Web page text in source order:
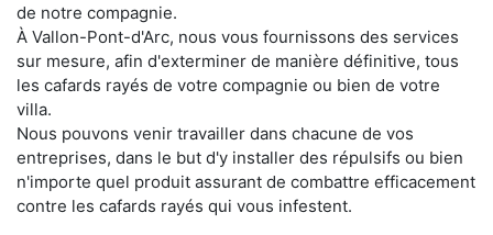
de notre compagnie.
À Vallon-Pont-d'Arc, nous vous fournissons des services
sur mesure, afin d'exterminer de manière définitive, tous
les cafards rayés de votre compagnie ou bien de votre
villa.
Nous pouvons venir travailler dans chacune de vos
entreprises, dans le but d'y installer des répulsifs ou bien
n'importe quel produit assurant de combattre efficacement
contre les cafards rayés qui vous infestent.